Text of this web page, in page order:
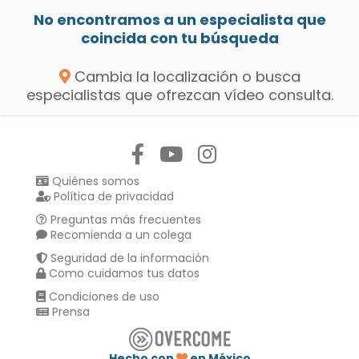
No encontramos a un especialista que
coincida con tu búsqueda
Cambia la localización o busca
especialistas que ofrezcan vídeo consulta.
Quiénes somos
Política de privacidad
Preguntas más frecuentes
Recomienda a un colega
Seguridad de la información
Como cuidamos tus datos
Condiciones de uso
Prensa